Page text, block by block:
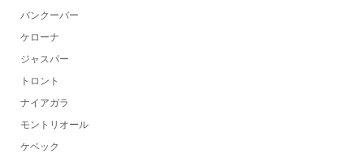
バンクーバー
ケローナ
ジャスパー
トロント
ナイアガラ
モントリオール
ケベック